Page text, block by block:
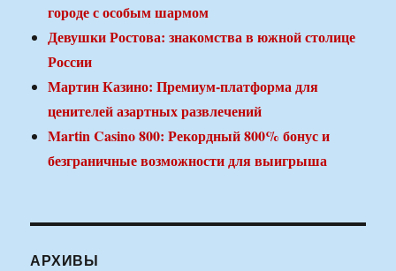
городе с особым шармом
Девушки Ростова: знакомства в южной столице
России
Мартин Казино: Премиум-платформа для
ценителей азартных развлечений
Martin Casino 800: Рекордный 800% бонус и
безграничные возможности для выигрыша
АРХИВЫ